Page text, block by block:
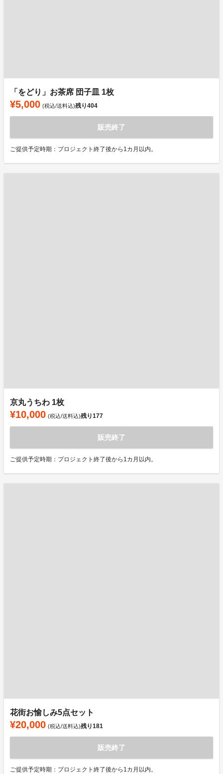
「をどり」お茶席 団子皿 1枚
¥5,000 (税込/送料込)残り404
販売終了
ご提供予定時期：プロジェクト終了後から1カ月以内。
京丸うちわ 1枚
¥10,000 (税込/送料込)残り177
販売終了
ご提供予定時期：プロジェクト終了後から1カ月以内。
花街お愉しみ5点セット
¥20,000 (税込/送料込)残り181
販売終了
ご提供予定時期：プロジェクト終了後から1カ月以内。